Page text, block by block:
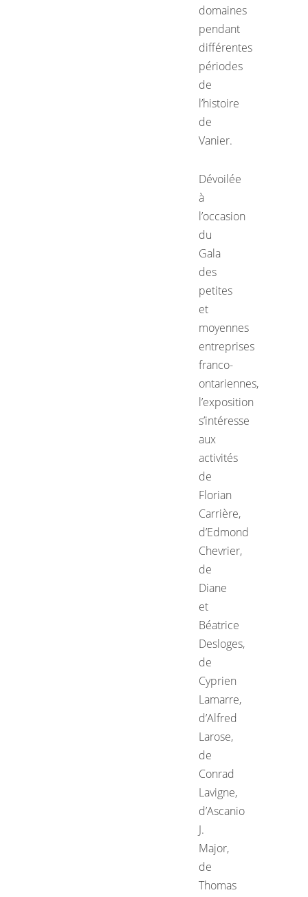
domaines
pendant
différentes
périodes
de
l’histoire
de
Vanier.
Dévoilée
à
l’occasion
du
Gala
des
petites
et
moyennes
entreprises
franco-
ontariennes,
l’exposition
s’intéresse
aux
activités
de
Florian
Carrière,
d’Edmond
Chevrier,
de
Diane
et
Béatrice
Desloges,
de
Cyprien
Lamarre,
d’Alfred
Larose,
de
Conrad
Lavigne,
d’Ascanio
J.
Major,
de
Thomas